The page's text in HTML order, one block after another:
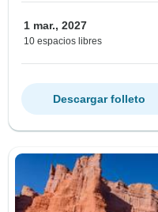
1 mar., 2027
10 espacios libres
Descargar folleto